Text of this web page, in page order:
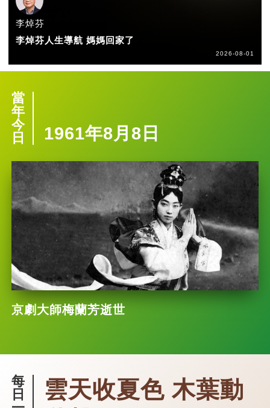
李焯芬
李焯芬人生導航 媽媽回家了
2026-08-01
當
年
今
日
1961年8月8日
京劇大師梅蘭芳逝世
每
日
雲天收夏色 木葉動